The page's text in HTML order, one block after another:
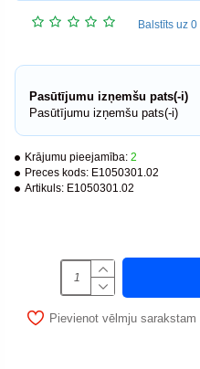
Krājumu pieejamība: 2
Preces kods: E1050301.02
Artikuls: E1050301.02
Balstīts uz
Pasūtījumu izņemšu pats(-i)
Pasūtījumu izņemšu pats(-i)
Pievienot vēlmju sarakstam